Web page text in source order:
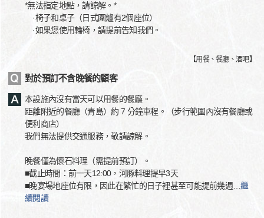
*無法指定地點，請諒解。*
·椅子和桌子（日式圍爐有2個座位）
·如果您使用輪椅，請提前告知我們。
【用餐、餐廳、酒吧】
對於預訂不含晚餐的顧客
本設施內沒有當天可以用餐的餐廳。
距離附近的餐廳（青島）約 7 分鐘車程。（步行範圍內沒有餐廳或
便利商店）
我們無法提供交通服務，敬請諒解。
晚餐僅為懷石料理（需提前預訂）。
■截止時間：前一天12:00，河豚料理提早3天
■晚宴場地座位有限，因此在繁忙的日子裡甚至可能提前幾週 …繼
續閱讀